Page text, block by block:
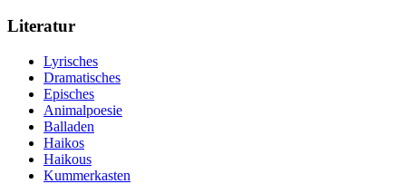
Literatur
Lyrisches
Dramatisches
Episches
Animalpoesie
Balladen
Haikos
Haikous
Kummerkasten